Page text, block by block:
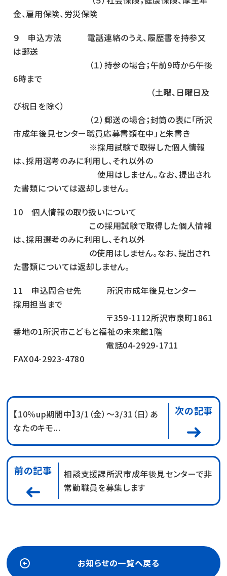
金、雇用保険、労災保険
９ 申込方法 電話連絡のうえ、履歴書を持参又
は郵送
（１）持参の場合；午前9時から午後
6時まで
（土曜、日曜日及
び祝日を除く）
（２）郵送の場合；封筒の表に「所沢
市成年後見センター職員応募書類在中」と朱書き
※採用試験で取得した個人情報
は、採用選考のみに利用し、それ以外の
使用はしません。なお、提出され
た書類については返却しません。
10 個人情報の取り扱いについて
この採用試験で取得した個人情報
は、採用選考のみに利用し、それ以外
の使用はしません。なお、提出され
た書類については返却しません。
11 申込問合せ先 所沢市成年後見センター
採用担当まで
〒359-1112所沢市泉町1861
番地の1所沢市こどもと福祉の未来館1階
電話04-2929-1711
FAX04-2923-4780
前の記事
相談支援課所沢市成年後見センターで非
常勤職員を募集します
【10％up期間中】3/1（金）～3/31（日）あ
なたのキモ...
次の記事
お知らせの一覧へ戻る